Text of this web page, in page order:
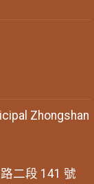
Zhongshan
二段 141 號